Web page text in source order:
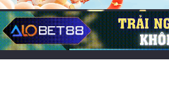
Cược hàng Roulette
Cách chơi thắng lớn